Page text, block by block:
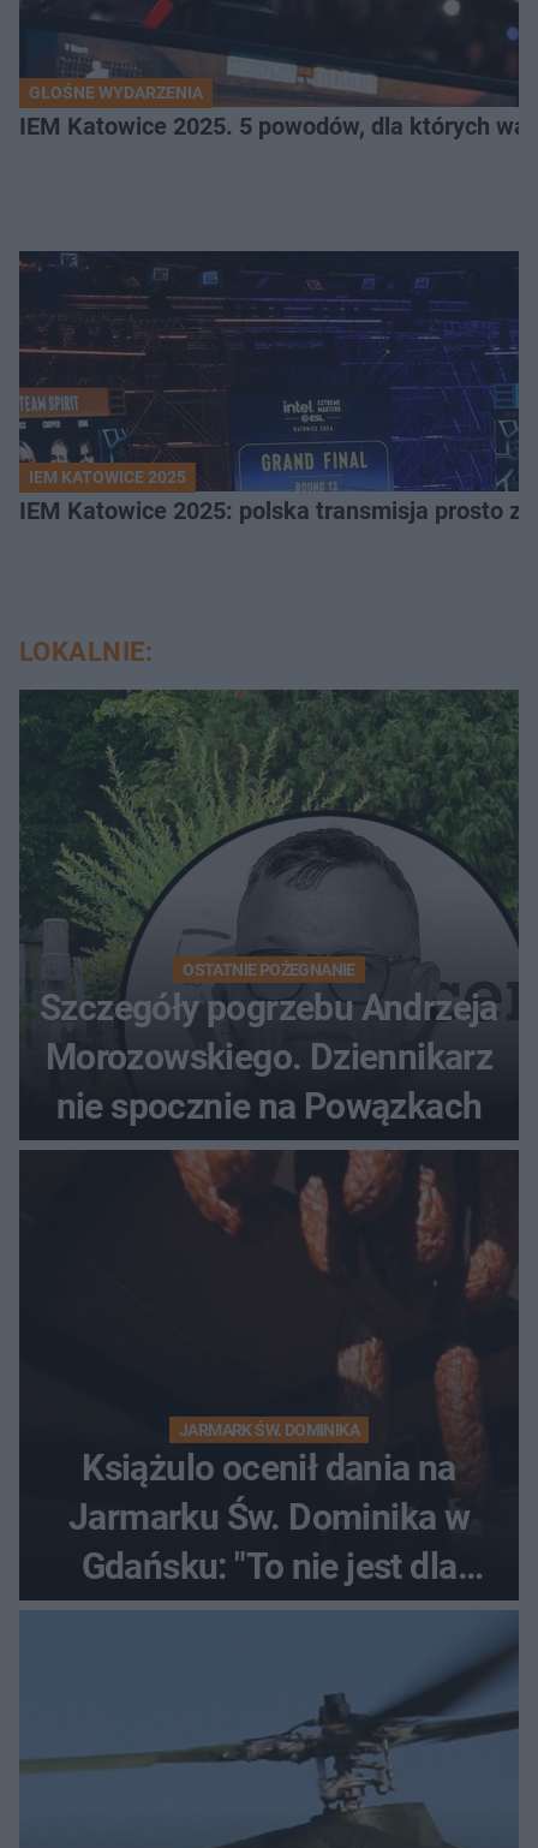
GŁOŚNE WYDARZENIA
IEM Katowice 2025. 5 powodów, dla których
IEM KATOWICE 2025
IEM Katowice 2025: polska transmisja prosto
LOKALNIE:
OSTATNIE POŻEGNANIE
Szczegóły pogrzebu Andrzeja
Morozowskiego. Dziennikarz
nie spocznie na Powązkach
JARMARK ŚW. DOMINIKA
Książulo ocenił dania na
Jarmarku Św. Dominika w
Gdańsku: "To nie jest dla
Polaka"